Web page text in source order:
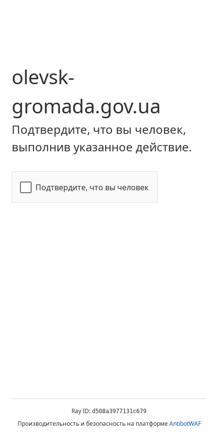
olevsk-
gromada.gov.ua
Подтвердите, что вы человек,
выполнив указанное действие.
Подтвердите, что вы человек
Ray ID: d508a3977131c679
Производительность и безопасность на платформеAntibotWAF